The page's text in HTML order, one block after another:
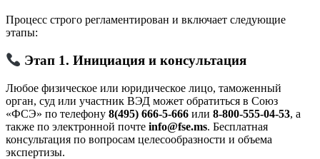
Процесс строго регламентирован и включает следующие
этапы:
Этап 1. Инициация и консультация
Любое физическое или юридическое лицо, таможенный
орган, суд или участник ВЭД может обратиться в Союз
«ФСЭ» по телефону 8(495) 666-5-666 или 8-800-555-04-53, а
также по электронной почте info@fse.ms. Бесплатная
консультация по вопросам целесообразности и объема
экспертизы.